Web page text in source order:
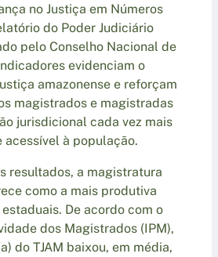
no Justiça em Números
do Poder Judiciário
pelo Conselho Nacional de
evidenciam o
amazonense e reforçam
magistrados e magistradas
jurisdicional cada vez mais
à população.
resultados, a magistratura
como a mais produtiva
De acordo com o
dos Magistrados (IPM),
do TJAM baixou, em média,